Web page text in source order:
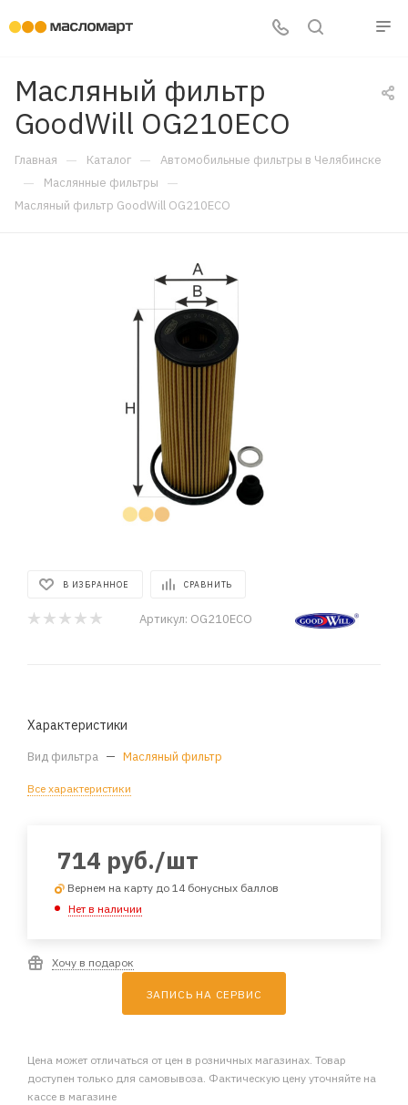
Масляный фильтр
GoodWill OG210ECO
Главная — Каталог — Автомобильные фильтры в Челябинске
— Маслянные фильтры —
Масляный фильтр GoodWill OG210ECO
В ИЗБРАННОЕ СРАВНИТЬ
Артикул: OG210ECO
Характеристики
Вид фильтра — Масляный фильтр
Все характеристики
714 руб./шт
Вернем на карту до 14 бонусных баллов
Нет в наличии
Хочу в подарок
ЗАПИСЬ НА СЕРВИС
Цена может отличаться от цен в розничных магазинах. Товар
доступен только для самовывоза. Фактическую цену уточняйте на
кассе в магазине